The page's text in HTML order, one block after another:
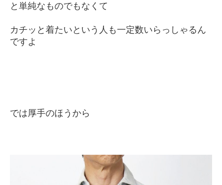
と単純なものでもなくて
カチッと着たいという人も一定数いらっしゃるん
ですよ
では厚手のほうから